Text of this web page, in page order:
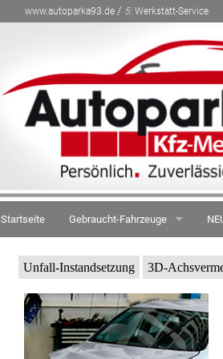
www.autoparka93.de / 5: Werkstatt-Service
Startseite Gebraucht-Fahrzeuge
Gebrauchtwagen-Garantie
Unfall-Instandsetzung 3D-